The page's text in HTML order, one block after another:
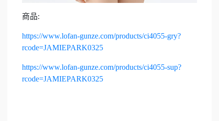
商品:
https://www.lofan-gunze.com/products/ci4055-gry?
rcode=JAMIEPARK0325
https://www.lofan-gunze.com/products/ci4055-sup?
rcode=JAMIEPARK0325